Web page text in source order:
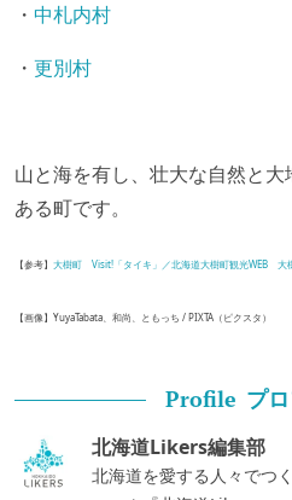
・ 中札内村
・ 更別村
山と海を有し、壮大な自然と
ある町です。
【参考】 大樹町 Visit!「タイキ」／北海道大樹町観光WEB 大
【画像】YuyaTabata、和尚、ともっち / PIXTA（ピクスタ）
Profile プ
北海道Likers編集部
北海道を愛する人々でつ